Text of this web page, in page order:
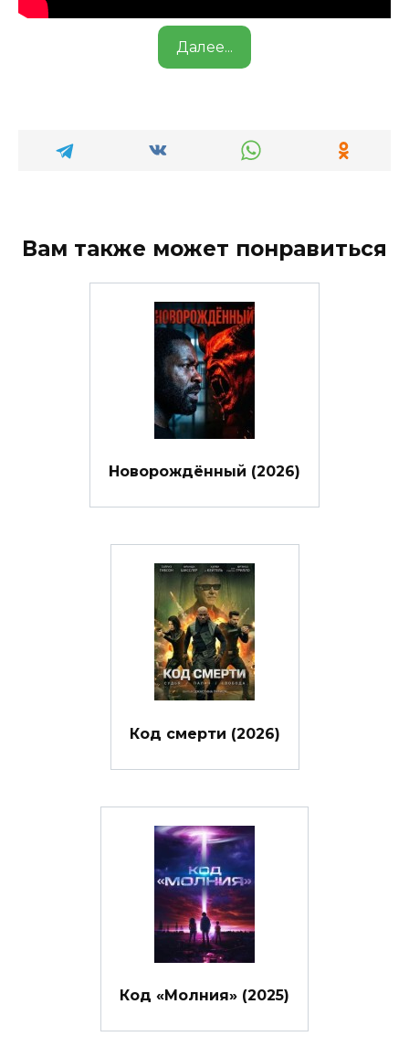
Далее...
Вам также может понравиться
Новорождённый (2026)
Код смерти (2026)
Код «Молния» (2025)